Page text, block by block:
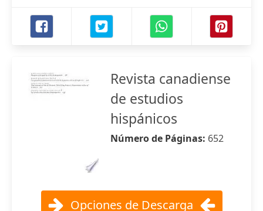
Revista canadiense
de estudios
hispánicos
Número de Páginas: 652
Opciones de Descarga